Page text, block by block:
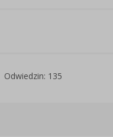
Odwiedzin: 135